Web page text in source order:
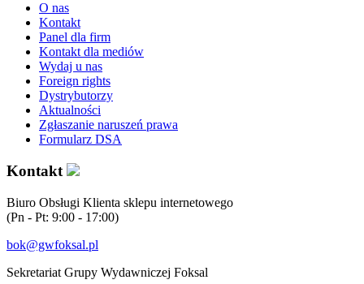
O nas
Kontakt
Panel dla firm
Kontakt dla mediów
Wydaj u nas
Foreign rights
Dystrybutorzy
Aktualności
Zgłaszanie naruszeń prawa
Formularz DSA
Kontakt
Biuro Obsługi Klienta sklepu internetowego
(Pn - Pt: 9:00 - 17:00)
bok@gwfoksal.pl
Sekretariat Grupy Wydawniczej Foksal